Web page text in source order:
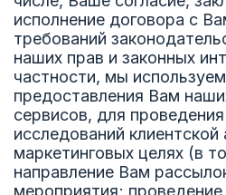
исполнение договора с
требований
наших прав и законных
частности, мы
предоставления Вам
сервисов, для
исследований клиентской
маркетинговых целях (в
направление Вам
мероприятия;